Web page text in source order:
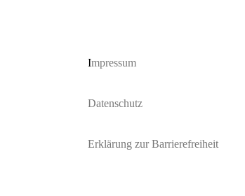
Impressum
Datenschutz
Erklärung zur Barrierefreiheit